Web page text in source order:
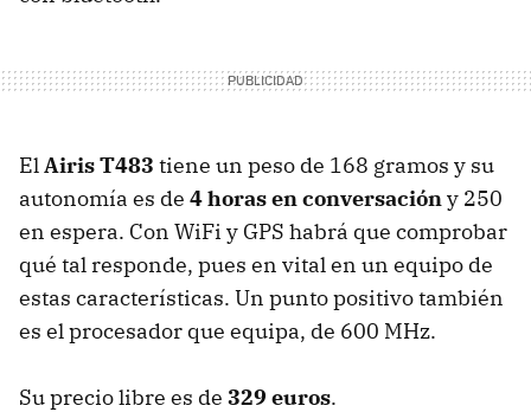
ElAiris T483 tiene un peso de 168 gramos y su
autonomía es de 4 horas en conversacióny 250
en espera. Con WiFi y GPS habrá que comprobar
qué tal responde, pues en vital en un equipo de
estas características. Un punto positivo también
es el procesador que equipa, de 600 MHz.
Su precio libre es de 329 euros.